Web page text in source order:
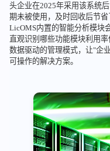
头企业在2025年采用该系统
期未被使用，及时回收后节省
LicOMS内置的智能分析模块
直观识别哪些功能模块利用
数据驱动的管理模式，让"企
可操作的解决方案。